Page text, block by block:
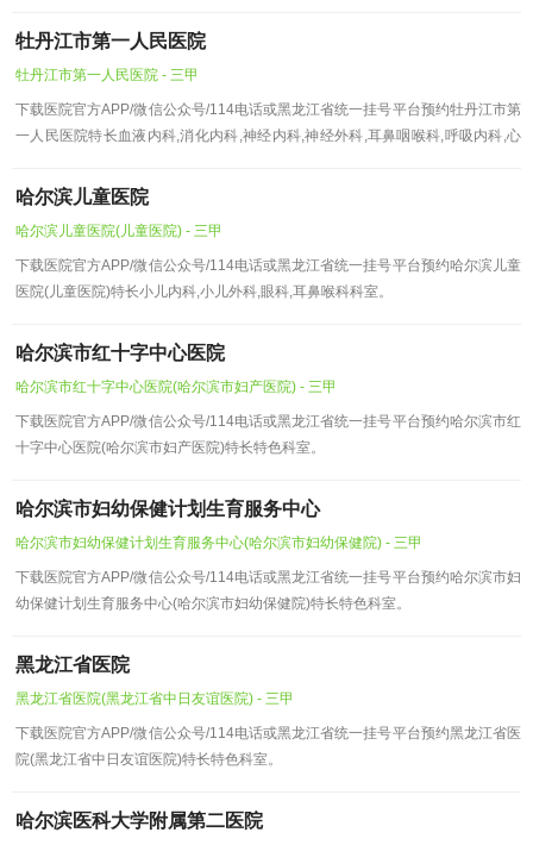
牡丹江市第一人民医院
牡丹江市第一人民医院 - 三甲
下载医院官方APP/微信公众号/114电话或黑龙江省统一挂号平台预约牡丹江市第
一人民医院特长血液内科,消化内科,神经内科,神经外科,耳鼻咽喉科,呼吸内科,心
哈尔滨儿童医院
哈尔滨儿童医院(儿童医院) - 三甲
下载医院官方APP/微信公众号/114电话或黑龙江省统一挂号平台预约哈尔滨儿童
医院(儿童医院)特长小儿内科,小儿外科,眼科,耳鼻喉科科室。
哈尔滨市红十字中心医院
哈尔滨市红十字中心医院(哈尔滨市妇产医院) - 三甲
下载医院官方APP/微信公众号/114电话或黑龙江省统一挂号平台预约哈尔滨市红
十字中心医院(哈尔滨市妇产医院)特长特色科室。
哈尔滨市妇幼保健计划生育服务中心
哈尔滨市妇幼保健计划生育服务中心(哈尔滨市妇幼保健院) - 三甲
下载医院官方APP/微信公众号/114电话或黑龙江省统一挂号平台预约哈尔滨市妇
幼保健计划生育服务中心(哈尔滨市妇幼保健院)特长特色科室。
黑龙江省医院
黑龙江省医院(黑龙江省中日友谊医院) - 三甲
下载医院官方APP/微信公众号/114电话或黑龙江省统一挂号平台预约黑龙江省医
院(黑龙江省中日友谊医院)特长特色科室。
哈尔滨医科大学附属第二医院